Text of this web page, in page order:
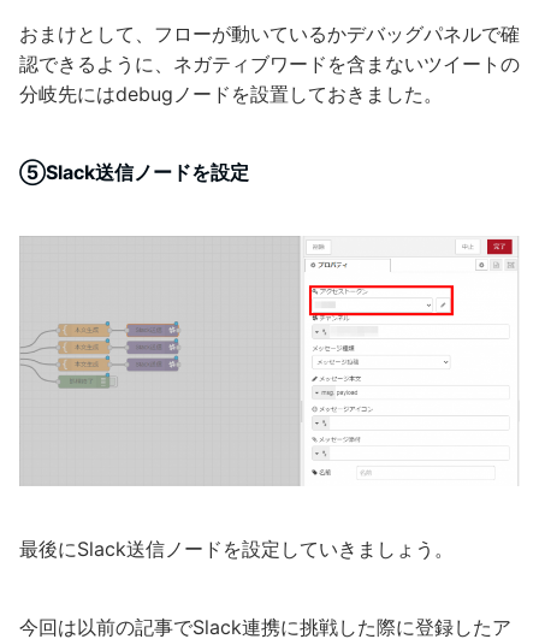
おまけとして、フローが動いているかデバッグパネルで確
認できるように、ネガティブワードを含まないツイートの
分岐先にはdebugノードを設置しておきました。
⑤Slack送信ノードを設定
最後にSlack送信ノードを設定していきましょう。
今回は以前の記事でSlack連携に挑戦した際に登録したア